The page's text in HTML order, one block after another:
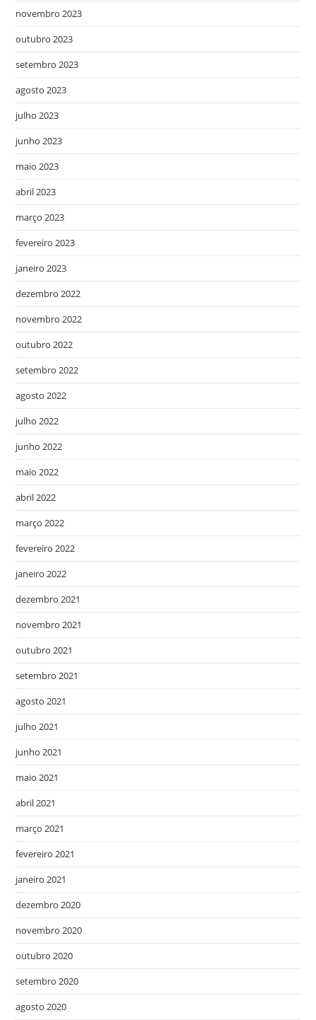
novembro 2023
outubro 2023
setembro 2023
agosto 2023
julho 2023
junho 2023
maio 2023
abril 2023
março 2023
fevereiro 2023
janeiro 2023
dezembro 2022
novembro 2022
outubro 2022
setembro 2022
agosto 2022
julho 2022
junho 2022
maio 2022
abril 2022
março 2022
fevereiro 2022
janeiro 2022
dezembro 2021
novembro 2021
outubro 2021
setembro 2021
agosto 2021
julho 2021
junho 2021
maio 2021
abril 2021
março 2021
fevereiro 2021
janeiro 2021
dezembro 2020
novembro 2020
outubro 2020
setembro 2020
agosto 2020